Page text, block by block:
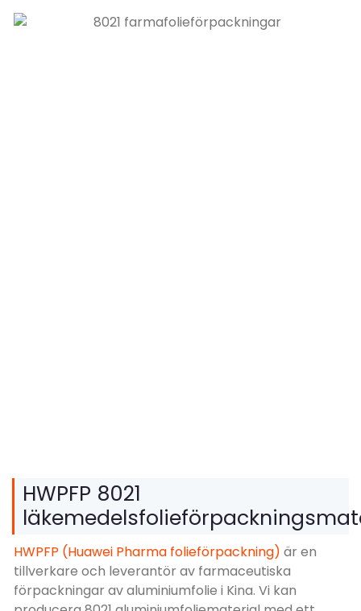
HWPFP 8021
HWPFP (Huawei Pharma folieförpackning) är en
tillverkare och leverantör av farmaceutiska
förpackningar av aluminiumfolie i Kina. Vi kan